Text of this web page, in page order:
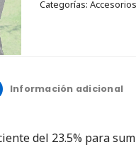
Categorías:
Información adicional
del 23.5% para